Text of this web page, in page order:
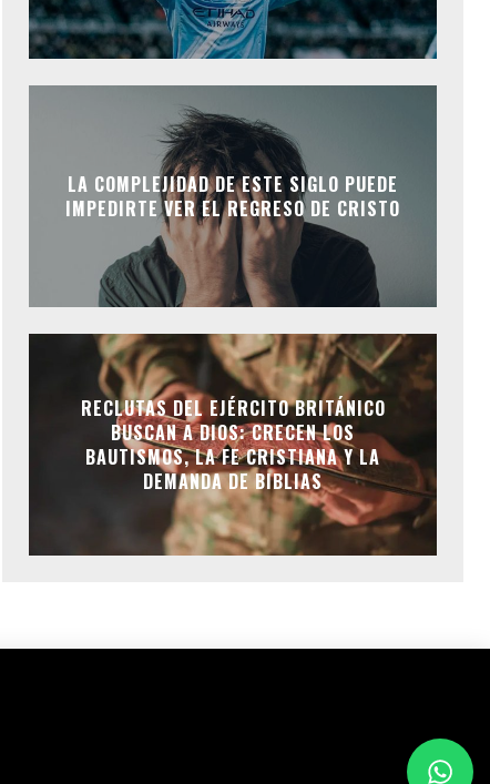
LA COMPLEJIDAD DE ESTE SIGLO PUEDE
IMPEDIRTE VER EL REGRESO DE CRISTO
RECLUTAS DEL EJÉRCITO BRITÁNICO
BUSCAN A DIOS: CRECEN LOS
BAUTISMOS, LA FE CRISTIANA Y LA
DEMANDA DE BIBLIAS